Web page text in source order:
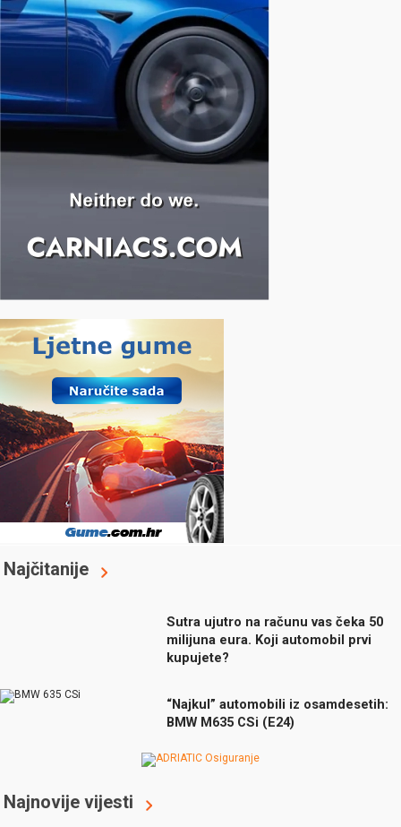
Najčitanije
Sutra ujutro na računu vas čeka 50
milijuna eura. Koji automobil prvi
kupujete?
“Najkul” automobili iz osamdesetih:
BMW M635 CSi (E24)
Najnovije vijesti